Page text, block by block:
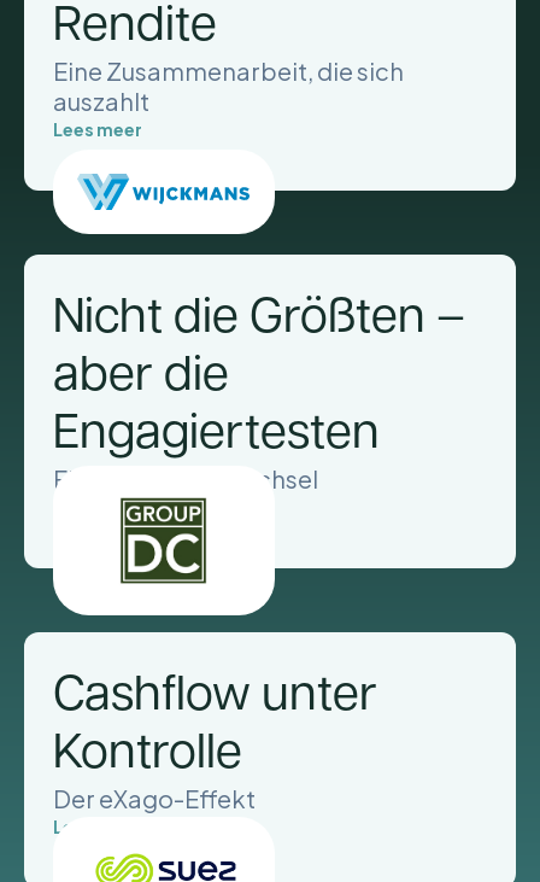
Rendite
Eine Zusammenarbeit, die sich
auszahlt
Lees meer
Nicht die Größten –
aber die
Engagiertesten
Ein Mentalitätswechsel
Lees meer
Cashflow unter
Kontrolle
Der eXago-Effekt
Lees meer